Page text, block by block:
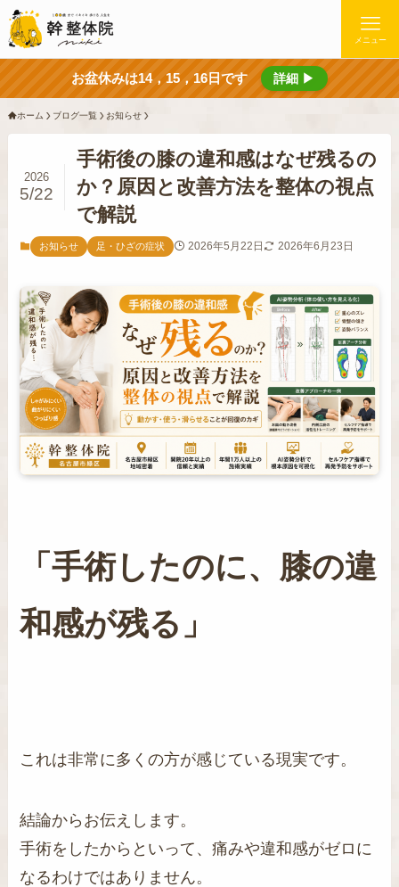
メニュー
お盆休みは14，15，16日です 詳細 ▶
ホーム ブログ一覧 お知らせ
手術後の膝の違和感はなぜ残るの
か？原因と改善方法を整体の視点
で解説
2026
5/22
お知らせ 足・ひざの症状 2026年5月22日 2026年6月23日
「手術したのに、膝の違
和感が残る」
これは非常に多くの方が感じている現実です。
結論からお伝えします。
手術をしたからといって、痛みや違和感がゼロに
なるわけではありません。